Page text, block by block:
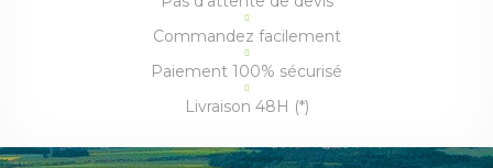
Commandez facilement
Paiement 100% sécurisé
Livraison 48H (*)